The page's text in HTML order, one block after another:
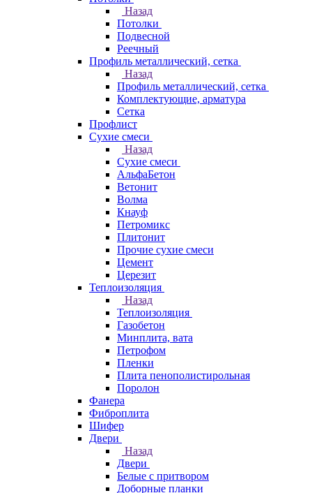
Назад
Потолки
Подвесной
Реечный
Профиль металлический, сетка
Назад
Профиль металлический, сетка
Комплектующие, арматура
Сетка
Профлист
Сухие смеси
Назад
Сухие смеси
АльфаБетон
Ветонит
Волма
Кнауф
Петромикс
Плитонит
Прочие сухие смеси
Цемент
Церезит
Теплоизоляция
Назад
Теплоизоляция
Газобетон
Минплита, вата
Петрофом
Пленки
Плита пенополистирольная
Поролон
Фанера
Фиброплита
Шифер
Двери
Назад
Двери
Белые с притвором
Доборные планки